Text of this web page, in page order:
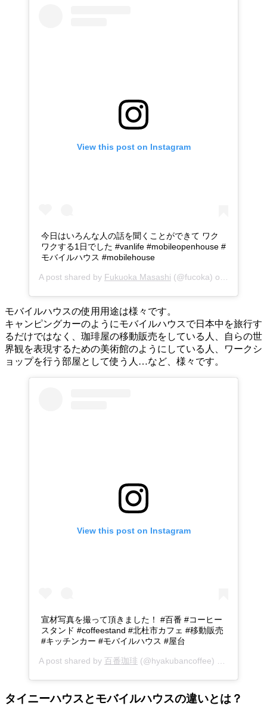
View this post on Instagram
今日はいろんな人の話を聞くことができて ワク
ワクする1日でした #vanlife #mobileopenhouse #
モバイルハウス #mobilehouse
A post shared by Fukuoka Masashi (@fucoka) on
モバイルハウスの使用用途は様々です。
キャンピングカーのようにモバイルハウスで日本中を旅行す
るだけではなく、珈琲屋の移動販売をしている人、自らの世
界観を表現するための美術館のようにしている人、ワークシ
ョップを行う部屋として使う人…など、様々です。
View this post on Instagram
宣材写真を撮って頂きました！ #百番 #コーヒー
スタンド #coffeestand #北杜市カフェ #移動販売
#キッチンカー #モバイルハウス #屋台
A post shared by 百番珈琲 (@hyakubancoffee) on
タイニーハウスとモバイルハウスの違いとは？